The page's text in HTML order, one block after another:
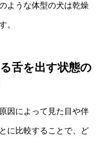
ような体型の犬は乾燥
。
舌を出す状態の
因によって見た目や伴
に比較することで、ど